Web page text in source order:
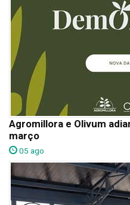
Agromillora e Olivum
março
05 ago